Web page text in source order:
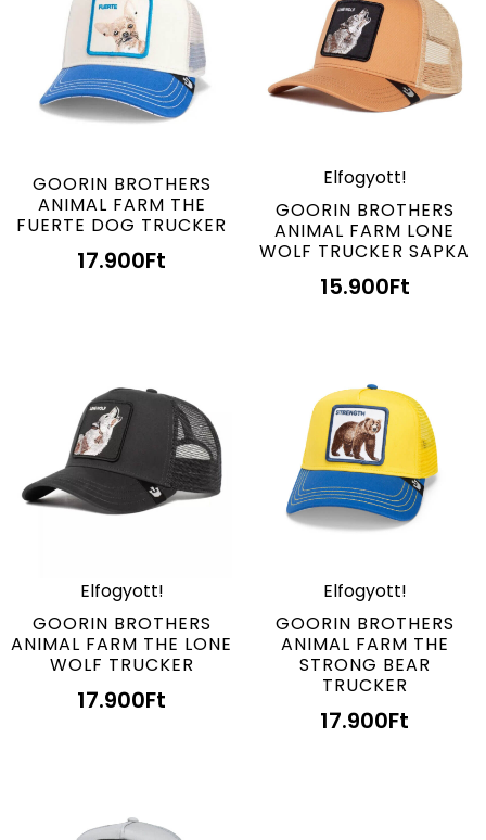
GOORIN BROTHERS
ANIMAL FARM THE
FUERTE DOG TRUCKER
17.900Ft
Elfogyott!
GOORIN BROTHERS
ANIMAL FARM LONE
WOLF TRUCKER SAPKA
15.900Ft
Elfogyott!
GOORIN BROTHERS
ANIMAL FARM THE LONE
WOLF TRUCKER
17.900Ft
Elfogyott!
GOORIN BROTHERS
ANIMAL FARM THE
STRONG BEAR
TRUCKER
17.900Ft